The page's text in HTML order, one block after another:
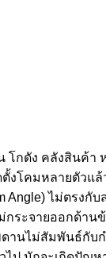
กดัง คลังสิน
โคมหลายตัว
ไม่ตรงกั
ะจายออกด้า
านไม่สัมพันธ์กั